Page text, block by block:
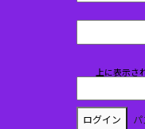
上に表示さ